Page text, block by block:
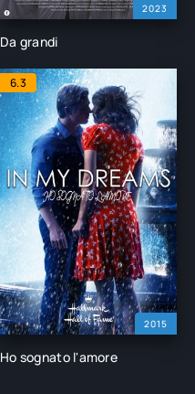
2023
Da grandi
2015
6.3
Ho sognato l'amore